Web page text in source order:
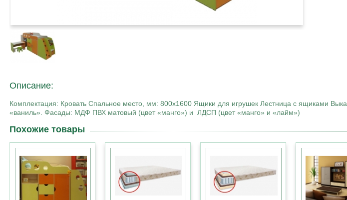
Описание:
Комплектация: Кровать Спальное место, мм: 800х1600 Ящики для игрушек Лестница с ящиками
«ваниль». Фасады: МДФ ПВХ матовый (цвет «манго») и ЛДСП (цвет «манго» и «лайм»)
Похожие товары